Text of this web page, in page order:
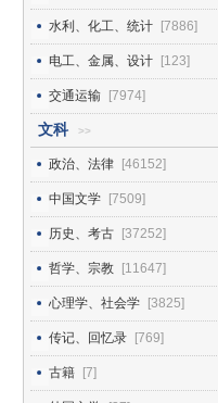
水利、化工、统计 [7886]
电工、金属、设计 [123]
交通运输 [7974]
文科 >>
政治、法律 [46152]
中国文学 [7509]
历史、考古 [37252]
哲学、宗教 [11647]
心理学、社会学 [3825]
传记、回忆录 [769]
古籍 [7]